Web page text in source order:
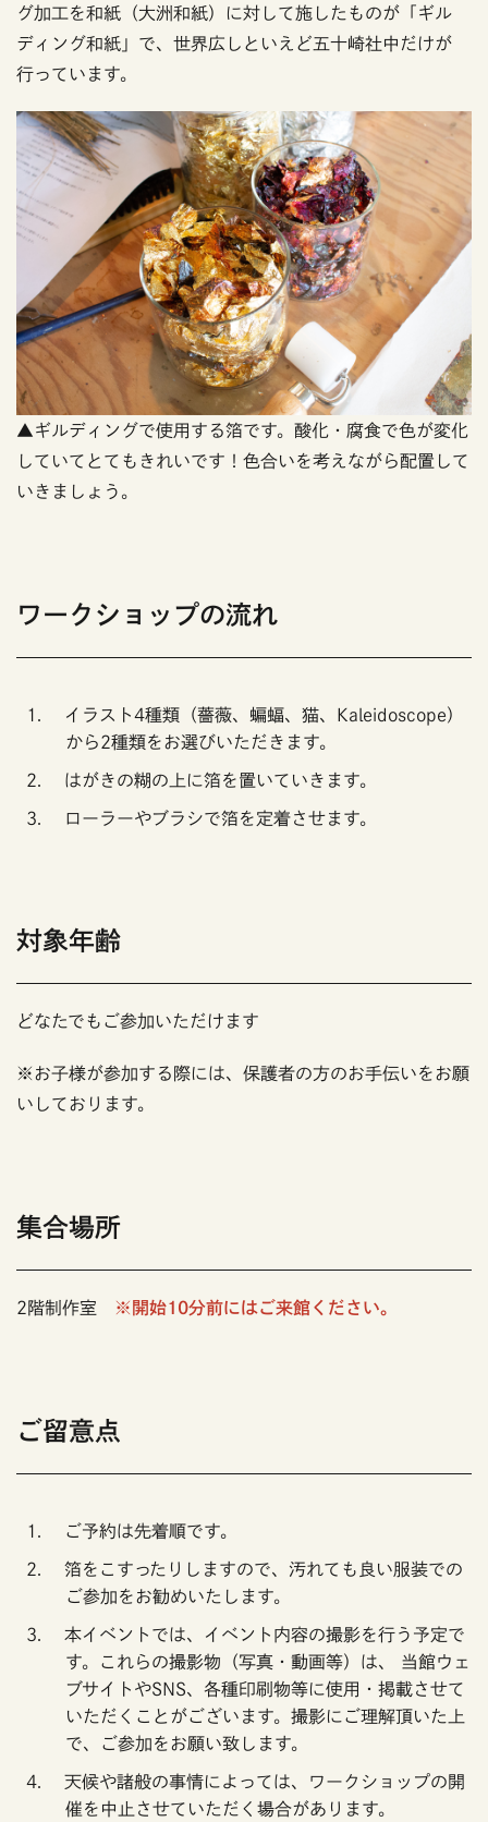
グ加工を和紙（大洲和紙）に対して施したものが「ギル
ディング和紙」で、世界広しといえど五十崎社中だけが
行っています。
▲ギルディングで使用する箔です。酸化・腐食で色が変化
していてとてもきれいです！色合いを考えながら配置して
いきましょう。
ワークショップの流れ
イラスト4種類（薔薇、蝙蝠、猫、Kaleidoscope）
から2種類をお選びいただきます。
はがきの糊の上に箔を置いていきます。
ローラーやブラシで箔を定着させます。
対象年齢
どなたでもご参加いただけます
※お子様が参加する際には、保護者の方のお手伝いをお願
いしております。
集合場所
2階制作室 ※開始10分前にはご来館ください。
ご留意点
ご予約は先着順です。
箔をこすったりしますので、汚れても良い服装での
ご参加をお勧めいたします。
本イベントでは、イベント内容の撮影を行う予定で
す。これらの撮影物（写真・動画等）は、 当館ウェ
ブサイトやSNS、各種印刷物等に使用・掲載させて
いただくことがございます。撮影にご理解頂いた上
で、ご参加をお願い致します。
天候や諸般の事情によっては、ワークショップの開
催を中止させていただく場合があります。